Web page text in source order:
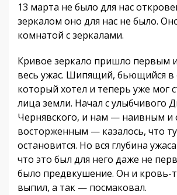
13 марта не было для нас
зеркалом оно для нас не было.
комнатой с зеркалами.
Кривое зеркало пришло первым
весь ужас. Шипящий, бьющийся в
который хотел и теперь уже мог
лица земли. Начал с улыбчивого
Чернявского, и нам — наивным и
восторженным — казалось, что
остановится. Но вся глубина
что это был для него даже не
было предвкушение. Он и кровь-
выпил, а так — посмаковал.